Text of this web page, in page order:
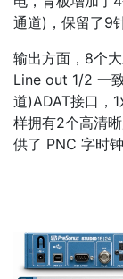
通道)，保留了9
输出方面，8个
Line out 1/2 一
道)ADAT接口，
样拥有2个高清
供了 PNC 字时